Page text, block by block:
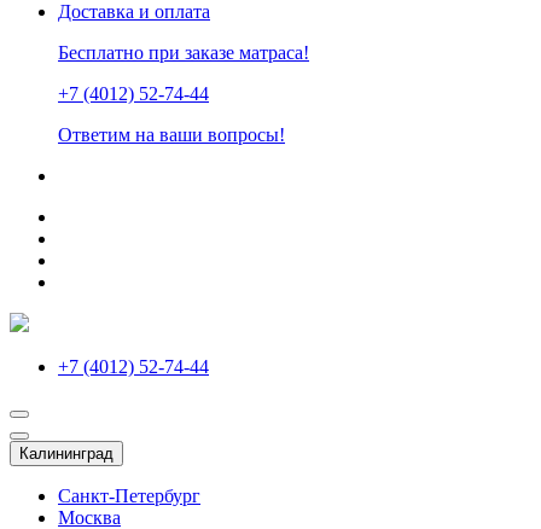
Доставка и оплата
Бесплатно при заказе матраса!
+7 (4012) 52-74-44
Ответим на ваши вопросы!
+7 (4012) 52-74-44
Калининград
Санкт-Петербург
Москва